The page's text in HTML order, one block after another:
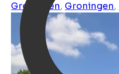
Groningen, Groningen,